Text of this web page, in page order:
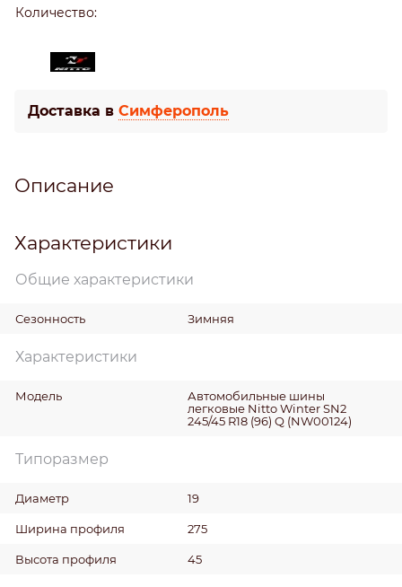
Количество:
Доставка в Симферополь
Описание
Характеристики
Общие характеристики
Сезонность Зимняя
Характеристики
Модель
Автомобильные шины
легковые Nitto Winter SN2
245/45 R18 (96) Q (NW00124)
Типоразмер
Диаметр 19
Ширина профиля 275
Высота профиля 45